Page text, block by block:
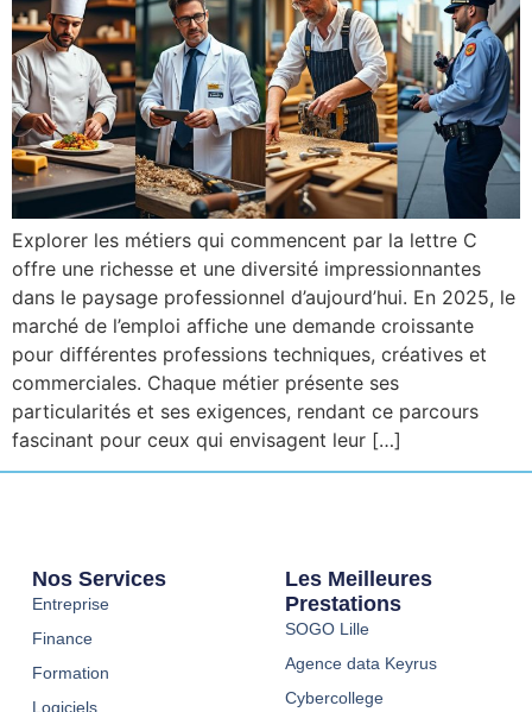
Explorer les métiers qui commencent par la lettre C
offre une richesse et une diversité impressionnantes
dans le paysage professionnel d’aujourd’hui. En 2025, le
marché de l’emploi affiche une demande croissante
pour différentes professions techniques, créatives et
commerciales. Chaque métier présente ses
particularités et ses exigences, rendant ce parcours
fascinant pour ceux qui envisagent leur […]
Nos Services
Entreprise
Finance
Formation
Logiciels
Les Meilleures
Prestations
SOGO Lille
Agence data Keyrus
Cybercollege